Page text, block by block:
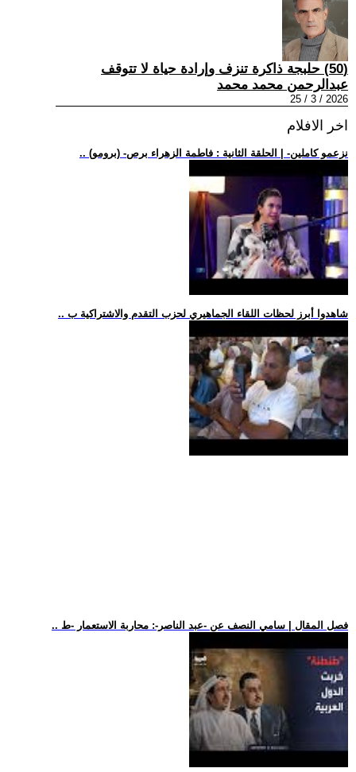
(50) حلبجة ذاكرة تنزف وإرادة حياة لا تتوقف
عبدالرحمن محمد محمد
2026 / 3 / 25
اخر الافلام
.. (برومو) -نزعمو كاملين- | الحلقة الثانية : فاطمة الزهراء برص
.. شاهدوا أبرز لحظات اللقاء الجماهيري لحزب التقدم والاشتراكية ب
.. فصل المقال | سامي النصف عن -عبد الناصر-: محاربة الاستعمار -ط